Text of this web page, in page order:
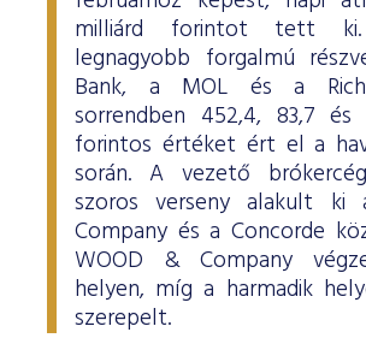
milliárd forintot tett
legnagyobb forgalmú
Bank, a MOL és a
sorrendben 452,4, 83,7 és
forintos értéket ért el a
során. A vezető
szoros verseny alakult ki
Company és a Concorde
WOOD & Company
helyen, míg a harmadik
szerepelt.